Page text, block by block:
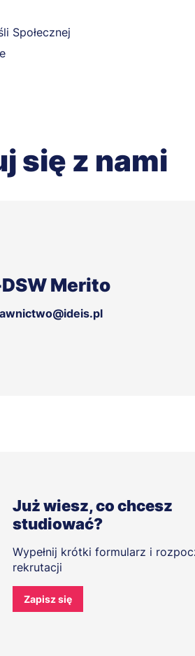
Społecznej
się z nami
Merito
Już wiesz, co chcesz
studiować?
Wypełnij krótki formularz i
rekrutacji
Zapisz się